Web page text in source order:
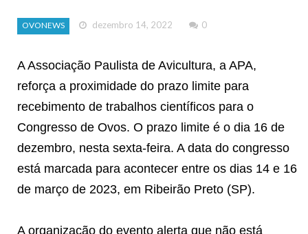
OVONEWS dezembro 14, 2022 0
A Associação Paulista de Avicultura, a APA,
reforça a proximidade do prazo limite para
recebimento de trabalhos científicos para o
Congresso de Ovos. O prazo limite é o dia 16 de
dezembro, nesta sexta-feira. A data do congresso
está marcada para acontecer entre os dias 14 e 16
de março de 2023, em Ribeirão Preto (SP).
A organização do evento alerta que não está